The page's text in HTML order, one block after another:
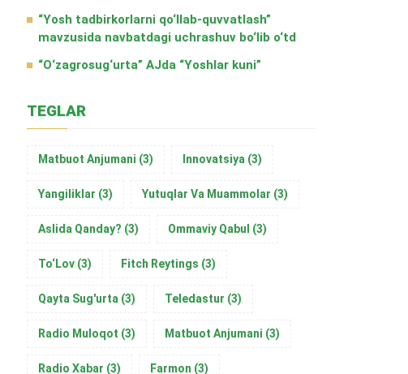
“Yosh tadbirkorlarni qo‘llab-quvvatlash”
mavzusida navbatdagi uchrashuv bo‘lib o‘td
“O‘zagrosug‘urta” AJda “Yoshlar kuni”
TEGLAR
Matbuot Anjumani (3) Innovatsiya (3)
Yangiliklar (3) Yutuqlar Va Muammolar (3)
Aslida Qanday? (3) Ommaviy Qabul (3)
To‘Lov (3) Fitch Reytings (3)
Qayta Sug'urta (3) Teledastur (3)
Radio Muloqot (3) Matbuot Anjumani (3)
Radio Xabar (3) Farmon (3)